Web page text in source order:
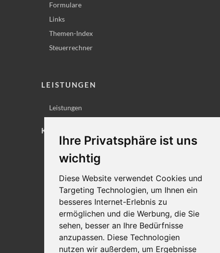
Ihre Privatsphäre ist uns
wichtig
Diese Website verwendet Cookies und
Targeting Technologien, um Ihnen ein
besseres Internet-Erlebnis zu
ermöglichen und die Werbung, die Sie
sehen, besser an Ihre Bedürfnisse
anzupassen. Diese Technologien
nutzen wir außerdem, um Ergebnisse
Formulare
Links
Themen-Index
Steuerrechner
LEISTUNGEN
Leistungen
KONTAKT
Lageplan
Datenschutz
Cookie-Einstellungen